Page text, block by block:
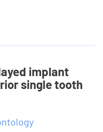
implant
single tooth